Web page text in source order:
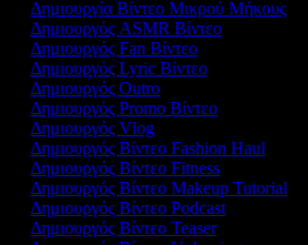
Δημιουργία Βίντεο Μικρού Μήκους
Δημιουργός ASMR Βίντεο
Δημιουργός Fan Βίντεο
Δημιουργός Lyric Βίντεο
Δημιουργός Outro
Δημιουργός Promo Βίντεο
Δημιουργός Vlog
Δημιουργός Βίντεο Fashion Haul
Δημιουργός Βίντεο Fitness
Δημιουργός Βίντεο Makeup Tutorial
Δημιουργός Βίντεο Podcast
Δημιουργός Βίντεο Teaser